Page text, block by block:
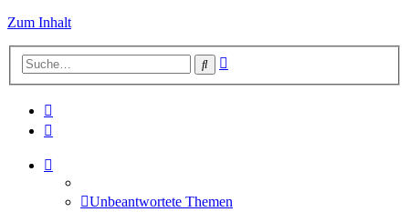
Zum Inhalt
Suche
Unbeantwortete Themen